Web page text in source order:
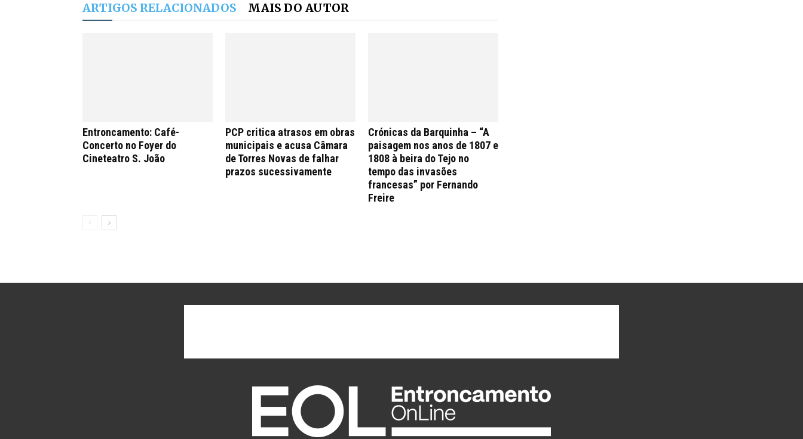
ARTIGOS RELACIONADOS MAIS DO AUTOR
Entroncamento: Café-
Concerto no Foyer do
Cineteatro S. João
PCP critica atrasos em obras
municipais e acusa Câmara
de Torres Novas de falhar
prazos sucessivamente
Crónicas da Barquinha – “A
paisagem nos anos de 1807 e
1808 à beira do Tejo no
tempo das invasões
francesas” por Fernando
Freire